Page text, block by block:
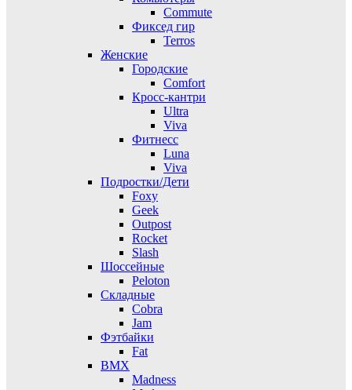
Commute
Фиксед гир
Terros
Женские
Городские
Comfort
Кросс-кантри
Ultra
Viva
Фитнесс
Luna
Viva
Подростки/Дети
Foxy
Geek
Outpost
Rocket
Slash
Шоссейные
Peloton
Складные
Cobra
Jam
Фэтбайки
Fat
BMX
Madness